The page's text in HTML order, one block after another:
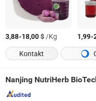
3,88-18,00$/Kg 1,99-
Kontakt
Nanjing NutriHerb